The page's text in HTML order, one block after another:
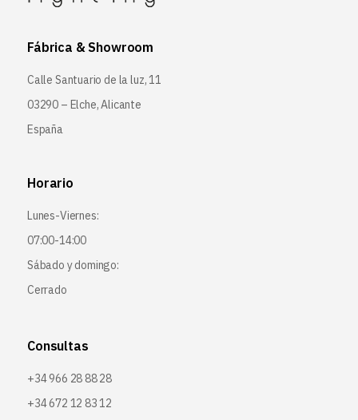
Fábrica & Showroom
Calle Santuario de la luz, 11
03290 – Elche, Alicante
España
Horario
Lunes-Viernes:
07:00-14:00
Sábado y domingo:
Cerrado
Consultas
+34 966 28 88 28
+34 672 12 83 12